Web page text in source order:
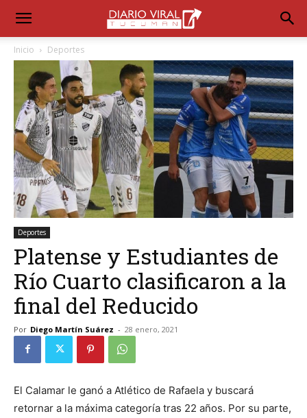
Inicio Deportes
Deportes
Platense y Estudiantes de
Río Cuarto clasificaron a la
final del Reducido
Por Diego Martín Suárez - 28 enero, 2021
El Calamar le ganó a Atlético de Rafaela y buscará
retornar a la máxima categoría tras 22 años. Por su parte,